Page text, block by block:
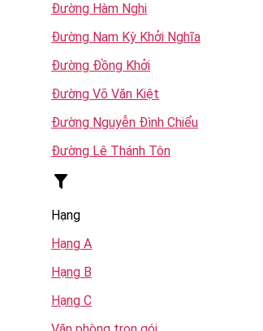
Đường Hàm Nghi
Đường Nam Kỳ Khởi Nghĩa
Đường Đồng Khởi
Đường Võ Văn Kiệt
Đường Nguyễn Đình Chiểu
Đường Lê Thánh Tôn
Hạng
Hạng A
Hạng B
Hạng C